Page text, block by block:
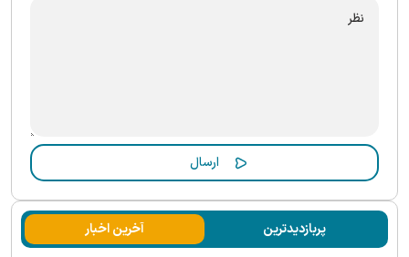
پربازدیدترین آخرین اخبار